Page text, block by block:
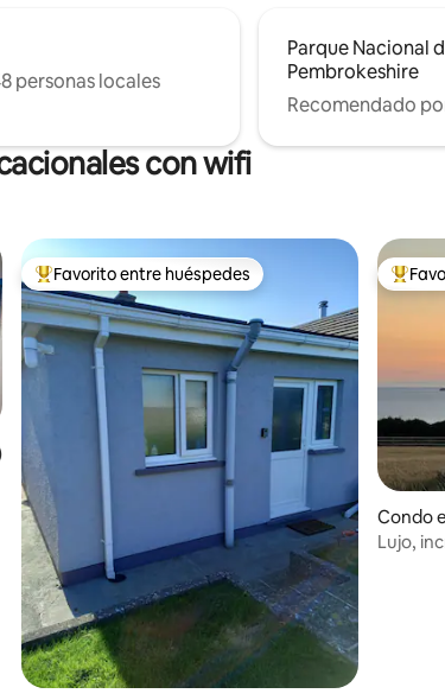
personas locales
Parque Nacional
Pembrokeshire
Recomendado
con wifi
4.97 de 5, 100 reseñas
Favorito entre huéspedes preferido
Favorito entre huéspedes
Condo
Lujo,